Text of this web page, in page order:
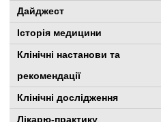
Дайджест
Історія медицини
Клінiчні настанови та
рекомендації
Клінічні дослідження
Лікарю-практику